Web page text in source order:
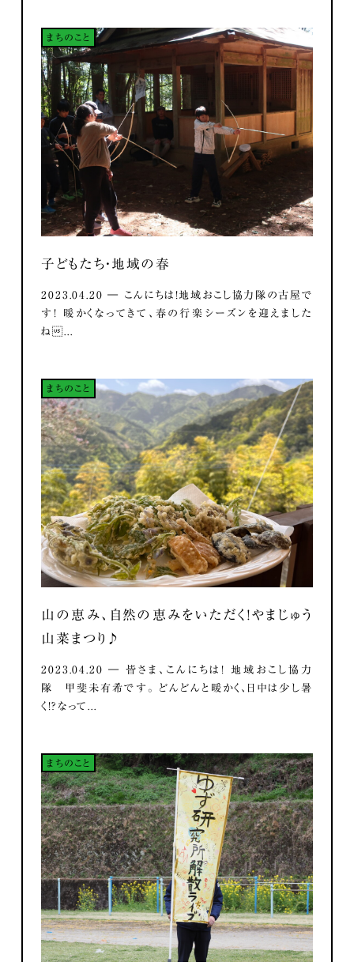
まちのこと
子どもたち・地域の春
2023.04.20 ― こんにちは！地域おこし協力隊の古屋で
す！ 暖かくなってきて、春の行楽シーズンを迎えました
ね...
まちのこと
山の恵み、自然の恵みをいただく！やまじゅう
山菜まつり♪
2023.04.20 ― 皆さま、こんにちは！ 地域おこし協力
隊 甲斐未有希です。 どんどんと暖かく、日中は少し暑
く！？なって...
まちのこと